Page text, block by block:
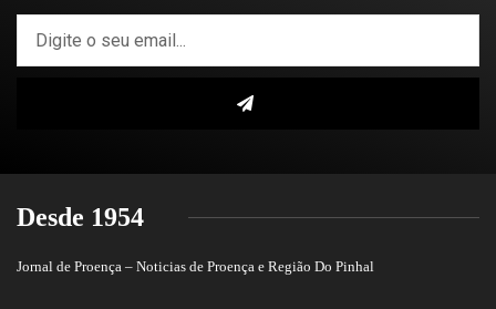
Desde 1954
Jornal de Proença – Noticias de Proença e Região Do Pinhal